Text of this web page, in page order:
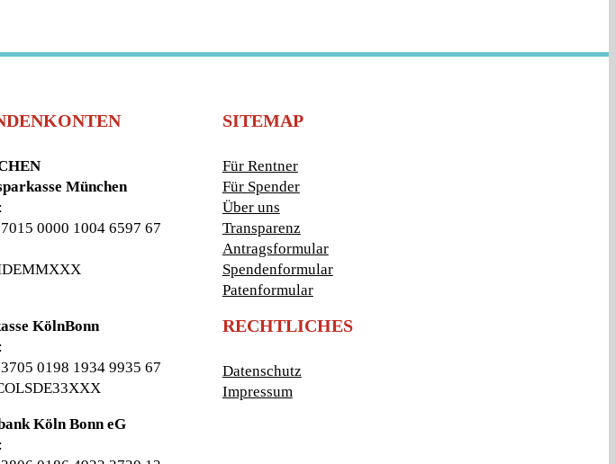
München
0000 1004 6597 67
KölnBonn
0198 1934 9935 67
Köln Bonn eG
SITEMAP
Für Rentner
Für Spender
Über uns
Transparenz
Antragsformular
Spendenformular
Patenformular
RECHTLICHES
Datenschutz
Impressum